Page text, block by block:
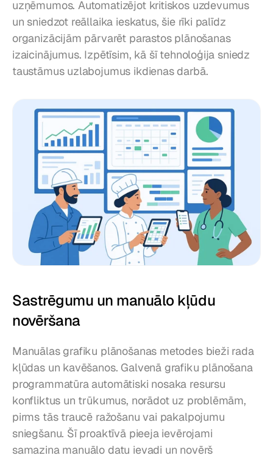
uzņēmumos. Automatizējot kritiskos uzdevumus
un sniedzot reāllaika ieskatus, šie rīki palīdz
organizācijām pārvarēt parastos plānošanas
izaicinājumus. Izpētīsim, kā šī tehnoloģija sniedz
taustāmus uzlabojumus ikdienas darbā.
Sastrēgumu un manuālo kļūdu
novēršana
Manuālas grafiku plānošanas metodes bieži rada
kļūdas un kavēšanos. Galvenā grafiku plānošana
programmatūra automātiski nosaka resursu
konfliktus un trūkumus, norādot uz problēmām,
pirms tās traucē ražošanu vai pakalpojumu
sniegšanu. Šī proaktīvā pieeja ievērojami
samazina manuālo datu ievadi un novērš